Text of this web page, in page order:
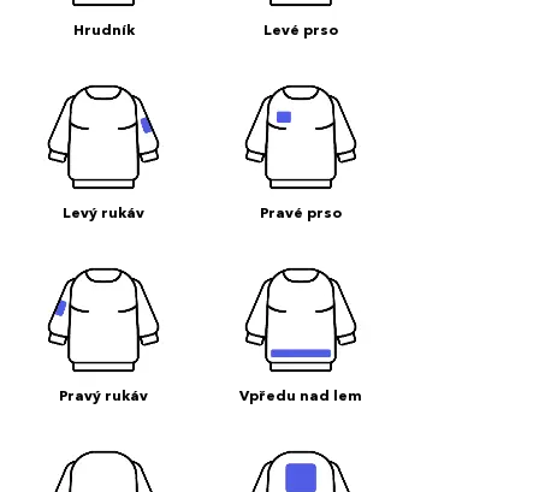
Hrudník Levé prso
Levý rukáv Pravé prso
Pravý rukáv Vpředu nad lem